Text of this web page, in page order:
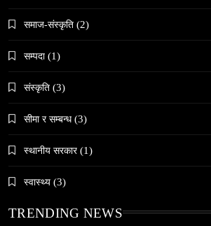
March 13, 2026
अलउला: साउदी अरबको रेगिस्तानी
समाज-संस्कृति (2)
सम्पदा (1)
संस्कृति (3)
सीमा र सम्बन्ध (3)
स्थानीय सरकार (1)
स्वास्थ्य (3)
TRENDING NEWS